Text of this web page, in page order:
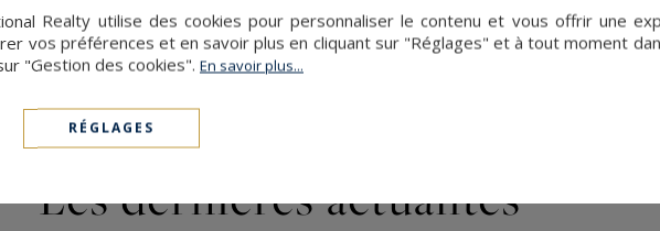
Les dernières actualités
Realty utilise des cookies pour personnaliser le contenu et vous offrir une
vos préférences et en savoir plus en cliquant sur "Réglages" et à tout moment
"Gestion des cookies". En savoir plus...
RÉGLAGES